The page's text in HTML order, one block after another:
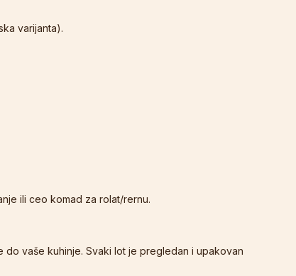
varijanta).
ili ceo komad za rolat/rernu.
do vaše kuhinje. Svaki lot je pregledan i upakovan